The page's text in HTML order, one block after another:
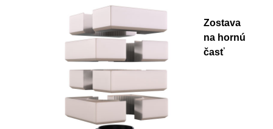
Zostava
na hornú
časť